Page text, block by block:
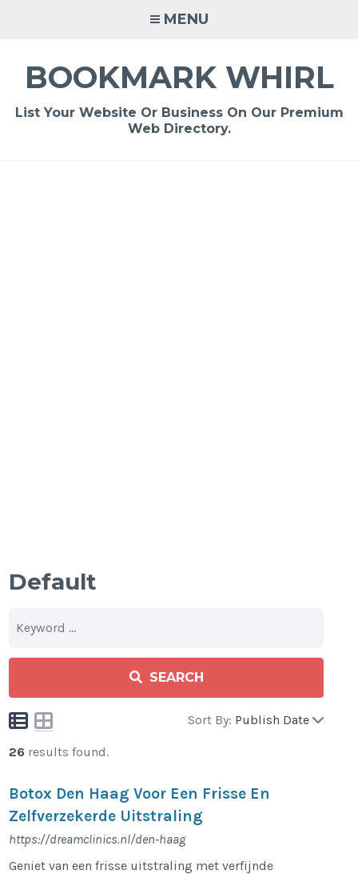
MENU
BOOKMARK WHIRL
List Your Website Or Business On Our Premium
Web Directory.
Default
SEARCH
Sort By: Publish Date
26 results found.
Botox Den Haag Voor Een Frisse En
Zelfverzekerde Uitstraling
https://dreamclinics.nl/den-haag
Geniet van een frisse uitstraling met verfijnde